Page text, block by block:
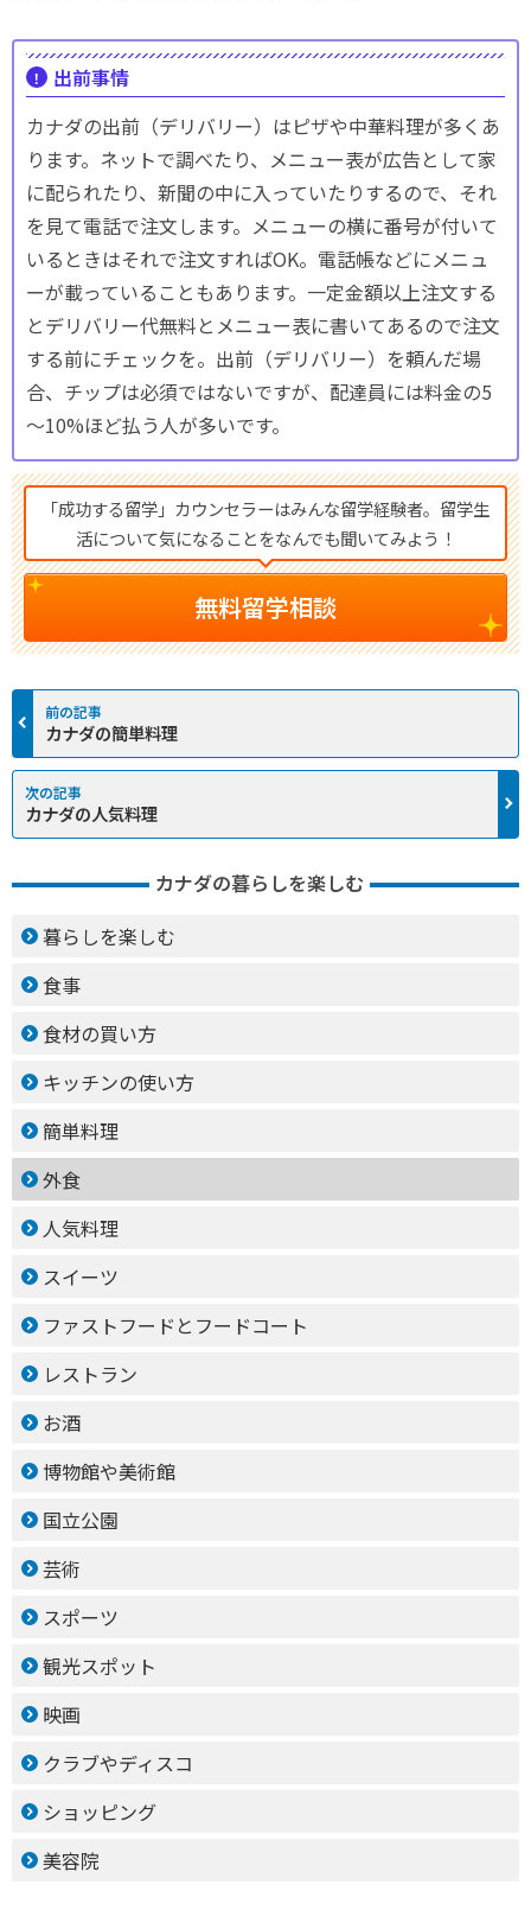
出前事情
カナダの出前（デリバリー）はピザや中華料理が多くあ
ります。ネットで調べたり、メニュー表が広告として家
に配られたり、新聞の中に入っていたりするので、それ
を見て電話で注文します。メニューの横に番号が付いて
いるときはそれで注文すればOK。電話帳などにメニュ
ーが載っていることもあります。一定金額以上注文する
とデリバリー代無料とメニュー表に書いてあるので注文
する前にチェックを。出前（デリバリー）を頼んだ場
合、チップは必須ではないですが、配達員には料金の5
～10%ほど払う人が多いです。
「成功する留学」カウンセラーはみんな留学経験者。留学生
活について気になることをなんでも聞いてみよう！
無料留学相談
カナダの簡単料理
カナダの人気料理
カナダの暮らしを楽しむ
暮らしを楽しむ
食事
食材の買い方
キッチンの使い方
簡単料理
外食
人気料理
スイーツ
ファストフードとフードコート
レストラン
お酒
博物館や美術館
国立公園
芸術
スポーツ
観光スポット
映画
クラブやディスコ
ショッピング
美容院